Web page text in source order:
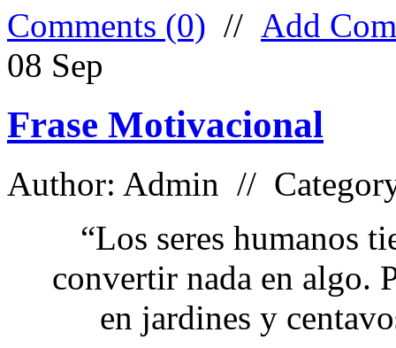
Comments (0) // Add
08 Sep
Frase Motivacional
Author: Admin //
“Los seres humanos
convertir nada en algo.
en jardines y